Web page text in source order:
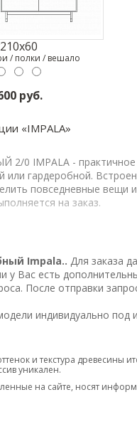
/ ФАСАД
/ полки / вешало
руб.
«IMPALA»
0 IMPALA -
или гардеробной.
повседневные
на заказ.
шпоном ясеня,
методом
ручки
с доводчиками.
Доставка
Impala.. Для заказа
у Вас есть
После отправки
индивидуально
и текстура древесины
уникален.
на сайте, носят